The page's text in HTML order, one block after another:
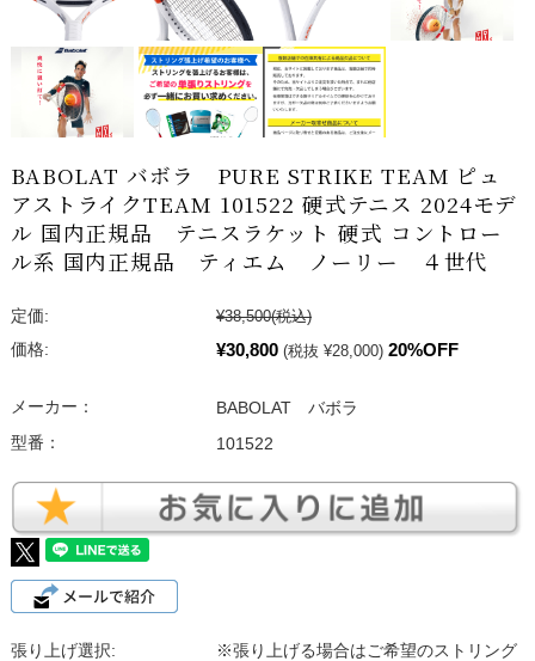
BABOLAT バボラ PURE STRIKE TEAM ピュ
アストライクTEAM 101522 硬式テニス 2024モデ
ル 国内正規品 テニスラケット 硬式 コントロー
ル系 国内正規品 ティエム ノーリー ４世代
定価: ¥38,500(税込)
価格:
¥30,800 (税抜 ¥28,000) 20%OFF
メーカー：
BABOLAT バボラ
型番：
101522
張り上げ選択: ※張り上げる場合はご希望のストリング